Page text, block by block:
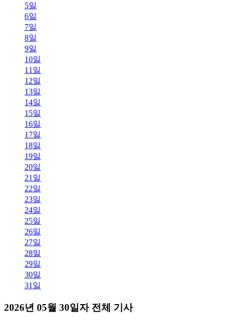
5일
6일
7일
8일
9일
10일
11일
12일
13일
14일
15일
16일
17일
18일
19일
20일
21일
22일
23일
24일
25일
26일
27일
28일
29일
30일
31일
2026년 05월 30일자 전체 기사